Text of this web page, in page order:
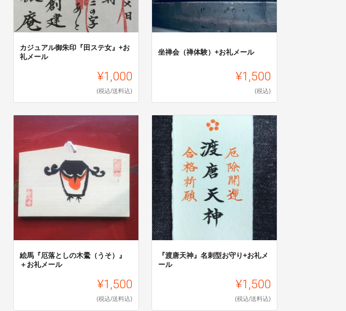
カジュアル御朱印『田ステ女』+お
礼メール
¥1,000
(税込/送料込)
坐禅会（禅体験）+お礼メール
¥1,500
(税込)
絵馬『厄落としの木鷽（うそ）』
＋お礼メール
¥1,500
(税込/送料込)
『渡唐天神』名刺型お守り+お礼メ
ール
¥1,500
(税込/送料込)